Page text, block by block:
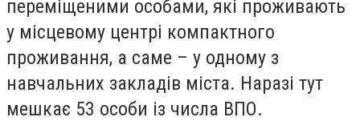
переміщеними особами, які проживають
у місцевому центрі компактного
проживання, а саме – у одному з
навчальних закладів міста. Наразі тут
мешкає 53 особи із числа ВПО.